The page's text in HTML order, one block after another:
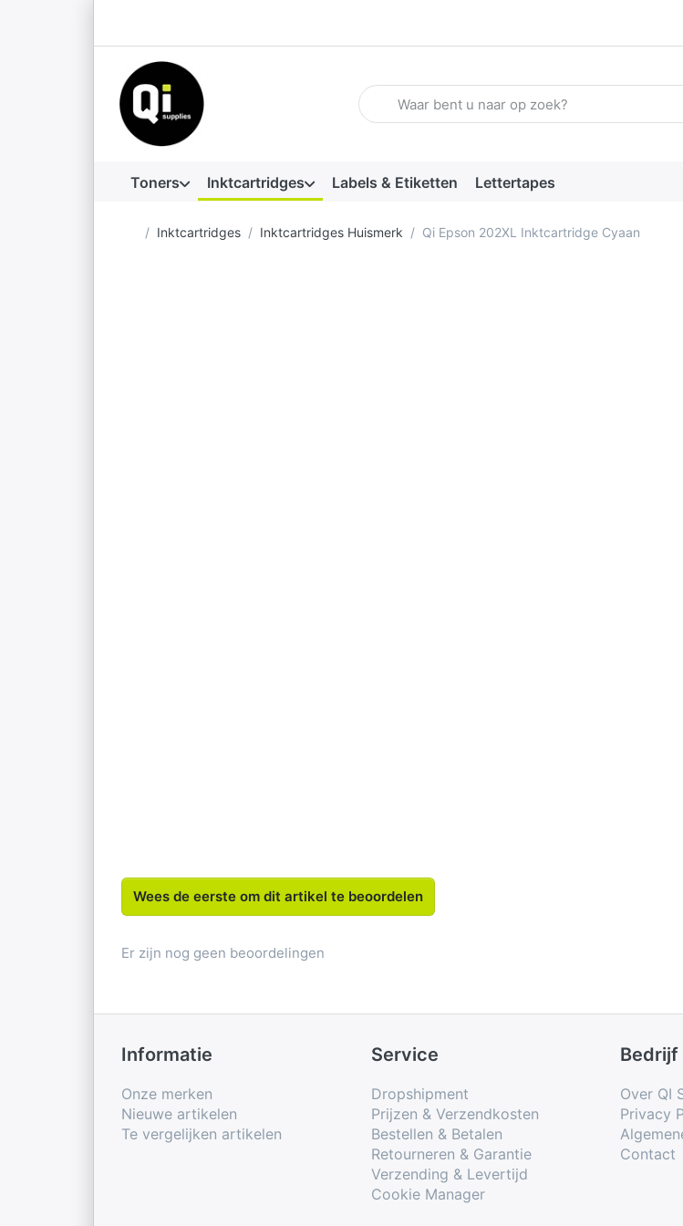
Voer een zoekterm in. De eerste resultaten
Toners Inktcartridges Labels & Etiketten Lettertapes
Startpagina
Inktcartridges Inktcartridges Huismerk Qi Epson 202XL Inktcartridge Cyaan
Wees de eerste om dit artikel te beoordelen
Er zijn nog geen beoordelingen
Informatie
Onze merken
Nieuwe artikelen
Te vergelijken artikelen
Service
Dropshipment
Prijzen & Verzendkosten
Bestellen & Betalen
Retourneren & Garantie
Verzending & Levertijd
Cookie Manager
Bedrijf
Over QI
Privacy
Contact